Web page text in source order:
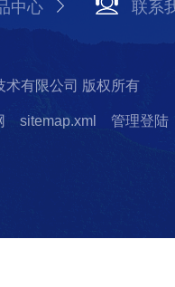
中心 联系
有限公司 版权所有
sitemap.xml 管理登陆